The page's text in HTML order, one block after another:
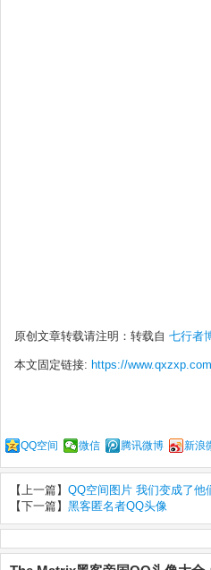
原创文章转载请注明：转载自 七行者
本文固定链接: https://
QQ空间 微信 腾讯微博 新浪
【上一篇】 QQ空间图片 我们变成了他
【下一篇】 黑客匿名者QQ头像